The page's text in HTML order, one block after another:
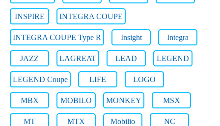
INSPIRE INTEGRA COUPE
INTEGRA COUPE Type R Insight Integra
JAZZ LAGREAT LEAD LEGEND
LEGEND Coupe LIFE LOGO
MBX MOBILO MONKEY MSX
MT MTX Mobilio NC